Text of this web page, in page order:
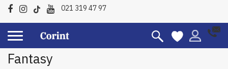
021 319 47 97
Fantasy